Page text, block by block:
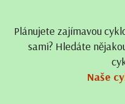
Plánujete zajímavou
sami? Hledáte
Naše